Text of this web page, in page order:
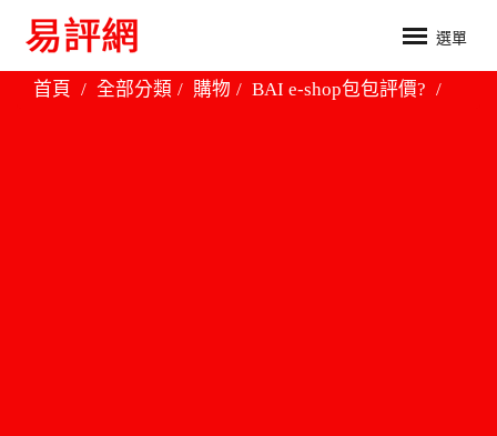
選單
首頁 全部分類 購物 BAI e-shop包包評價?